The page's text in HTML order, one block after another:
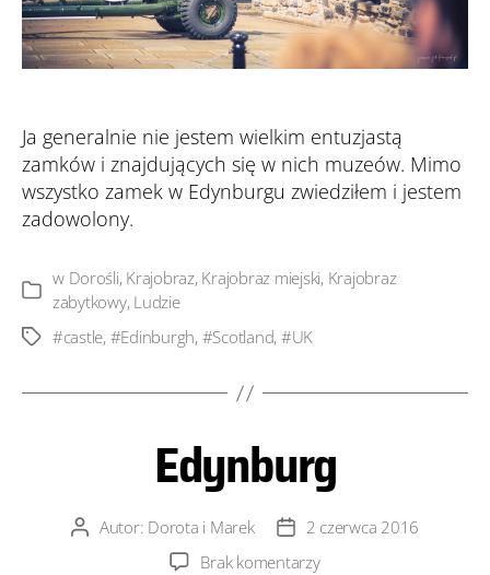
Ja generalnie nie jestem wielkim entuzjastą
zamków i znajdujących się w nich muzeów. Mimo
wszystko zamek w Edynburgu zwiedziłem i jestem
zadowolony.
Kategorie
w Dorośli, Krajobraz, Krajobraz miejski, Krajobraz
zabytkowy, Ludzie
Tagi #castle, #Edinburgh, #Scotland, #UK
Edynburg
AutorAutor: Dorota i Marek
Data
wpisu
2 czerwca 2016
Brak komentarzydo